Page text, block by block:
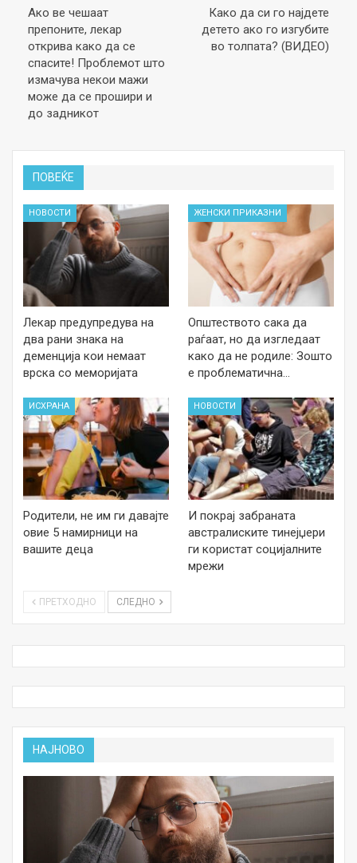
Ако ве чешаат
препоните, лекар
открива како да се
спасите! Проблемот што
измачува некои мажи
може да се прошири и
до задникот
Како да си го најдете
детето ако го изгубите
во толпата? (ВИДЕО)
ПОВЕЌЕ
НОВОСТИ
Лекар предупредува на
два рани знака на
деменција кои немаат
врска со меморијата
ЖЕНСКИ ПРИКАЗНИ
Општеството сака да
раѓаат, но да изгледаат
како да не родиле: Зошто
е проблематична…
ИСХРАНА
Родители, не им ги давајте
овие 5 намирници на
вашите деца
НОВОСТИ
И покрај забраната
австралиските тинејџери
ги користат социјалните
мрежи
ПРЕТХОДНО СЛЕДНО
НАЈНОВО